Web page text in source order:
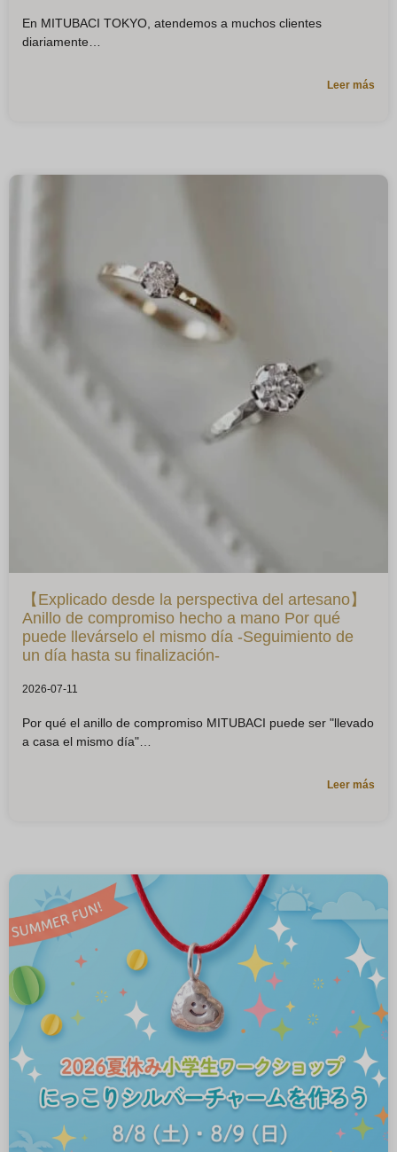
En MITUBACI TOKYO, atendemos a muchos clientes
diariamente
Leer más
【Explicado desde la perspectiva del artesano】
Anillo de compromiso hecho a mano Por qué
puede llevárselo el mismo día -Seguimiento de
un día hasta su finalización-
2026-07-11
Por qué el anillo de compromiso MITUBACI puede ser "llevado
a casa el mismo día"
Leer más